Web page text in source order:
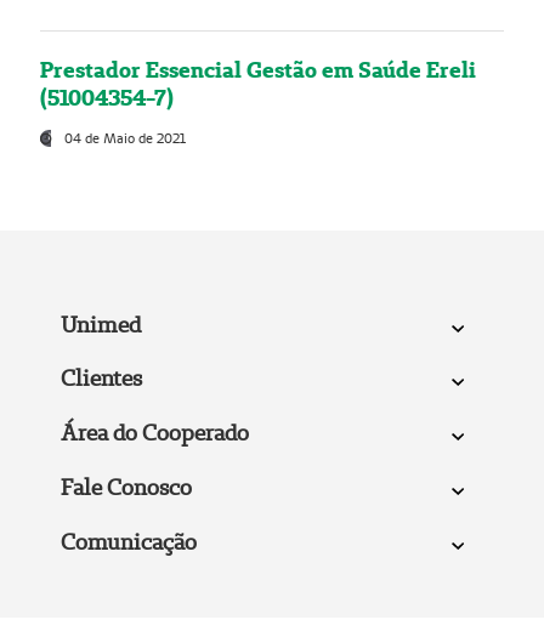
Prestador Essencial Gestão em Saúde Ereli
(51004354-7)
04 de Maio de 2021
Unimed
Clientes
Área do Cooperado
Fale Conosco
Comunicação